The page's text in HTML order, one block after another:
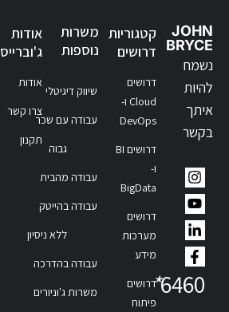
JOHN
BRYCE
נשמח
להיות
איתך
בקשר
6460
*
קטגוריות
דרושים
דרושים
Cloud ו-
DevOps
דרושים BI
ו-
BigData
דרושים
מערכות
מידע
דרושים
פיתוח
משרות
נוספות
שיווק דיגיטלי
עבודה עם שכר
גבוה
עבודה מהבית
עבודה בהייטק
ללא ניסיון
עבודה בהדרכה
משרות ג'וניורים
אודות
ג'וברייס
אודות
צרו קשר
תקנון